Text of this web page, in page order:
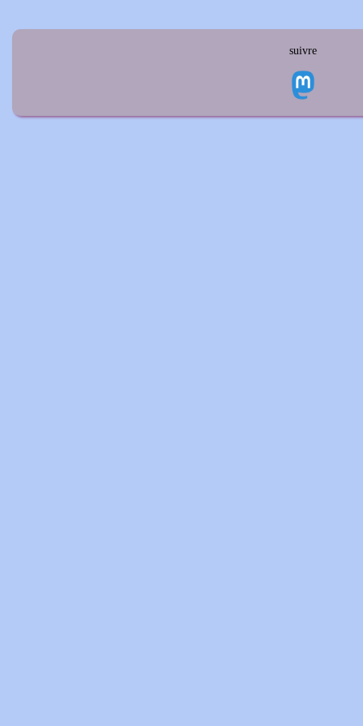
suivre